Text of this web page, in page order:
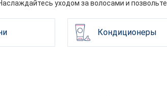
уходом за волосами и
Кондиционеры